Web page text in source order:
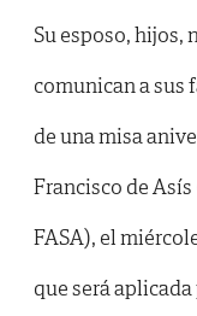
Su esposo, hijos,
comunican a sus
de una misa
Francisco de
FASA), el
que será